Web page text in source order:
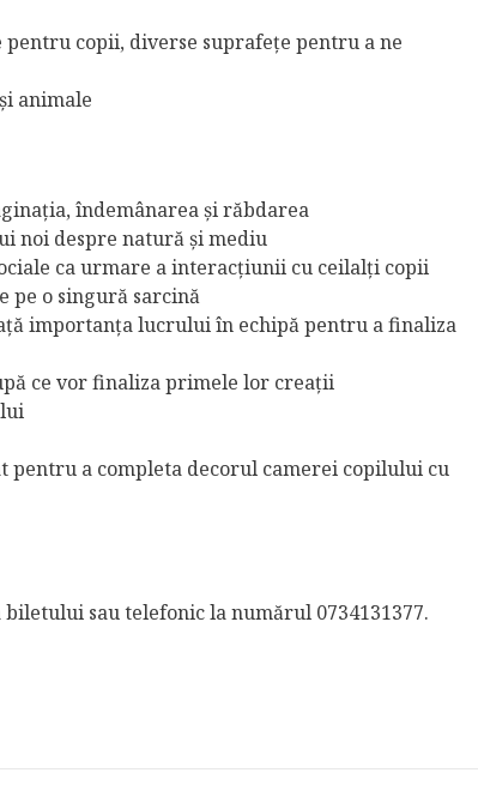
copii, diverse suprafețe pentru a ne
animale
îndemânarea și răbdarea
noi despre natură și mediu
ca urmare a interacțiunii cu ceilalți copii
pe o singură sarcină
importanța lucrului în echipă pentru a finaliza
ce vor finaliza primele lor creații
pentru a completa decorul camerei copilului cu
sau telefonic la numărul 0734131377.